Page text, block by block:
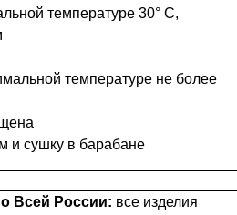
температуре 30° C,
температуре не более
и сушку в барабане
Всей России: все изделия